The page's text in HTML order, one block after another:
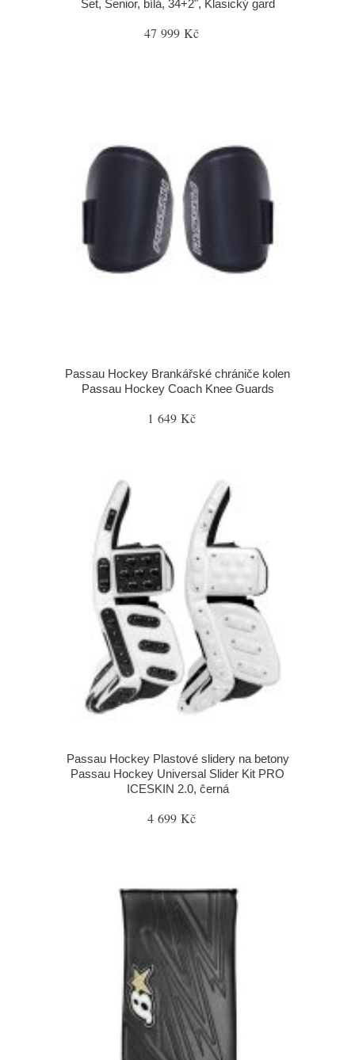
Set, Senior, bílá, 34+2", Klasický gard
47 999 Kč
Passau Hockey Brankářské chrániče kolen
Passau Hockey Coach Knee Guards
1 649 Kč
Passau Hockey Plastové slidery na betony
Passau Hockey Universal Slider Kit PRO
ICESKIN 2.0, černá
4 699 Kč